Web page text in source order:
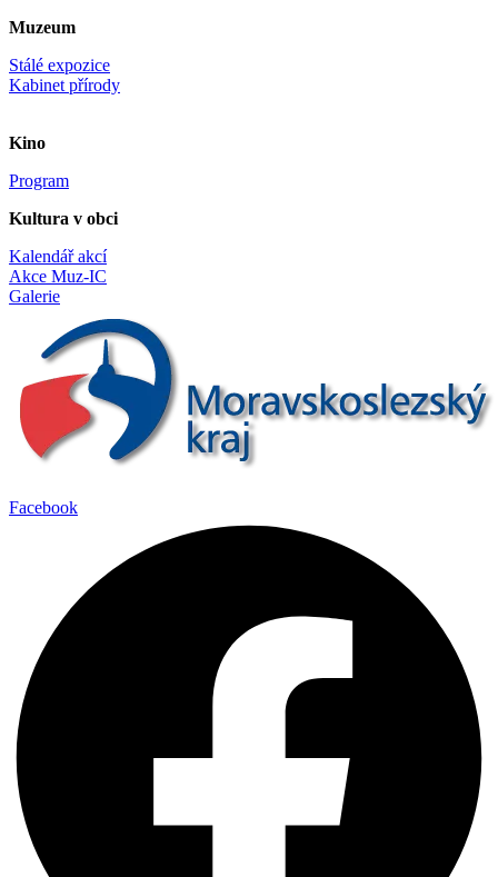
Muzeum
Stálé expozice
Kabinet přírody
Kino
Program
Kultura v obci
Kalendář akcí
Akce Muz-IC
Galerie
Facebook